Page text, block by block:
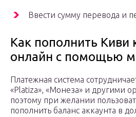
Ввести сумму перевода и
Как пополнить Киви
онлайн с помощью
Платежная система
«Platiza», «Монеза» и другими
поэтому при желании
пополнить баланс аккаунта в